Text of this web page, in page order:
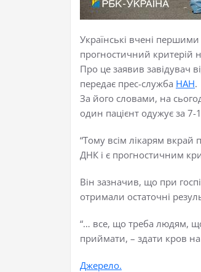
Українські вчені
прогностичний критерій
Про це заявив завідувач
передає прес-служба НАН.
За його словами, на
один пацієнт одужує за
“Тому всім лікарям
ДНК і є прогностичним
Він зазначив, що при
отримали остаточні
“… все, що треба людям,
приймати, – здати кров
Джерело.